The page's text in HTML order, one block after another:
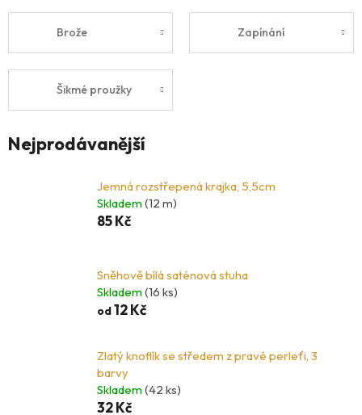
Brože Zapínání
Šikmé proužky
Nejprodávanější
Jemná rozstřepená krajka, 5,5cm
Skladem(12 m)
85 Kč
Sněhově bílá saténová stuha
Skladem(16 ks)
od12 Kč
Zlatý knoflík se středem z pravé perleťi, 3
barvy
Skladem(42 ks)
32 Kč